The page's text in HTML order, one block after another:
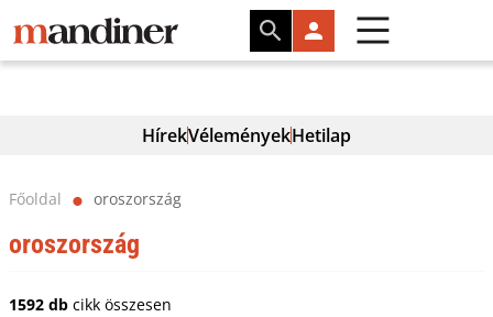
HírekVéleményekHetilap
Főoldal ⬤ oroszország
oroszország
1592 dbcikk összesen